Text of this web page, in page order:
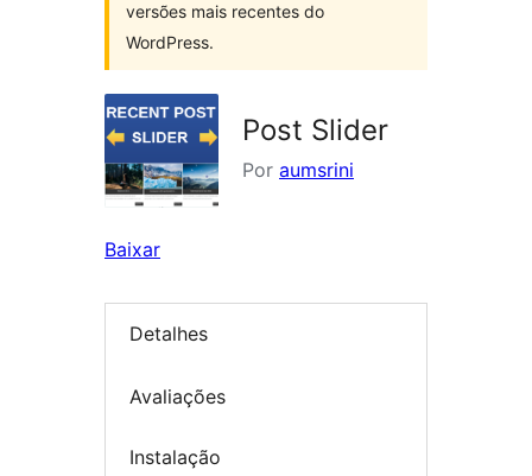
versões mais recentes do
WordPress.
Post Slider
Por aumsrini
Baixar
Detalhes
Avaliações
Instalação